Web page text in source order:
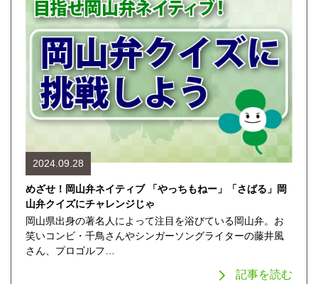
2024.09.28
めざせ！岡山弁ネイティブ 「やっちもねー」「さばる」岡
山弁クイズにチャレンジじゃ
岡山県出身の著名人によって注目を浴びている岡山弁。お
笑いコンビ・千鳥さんやシンガーソングライターの藤井風
さん、プロゴルフ…
記事を読む